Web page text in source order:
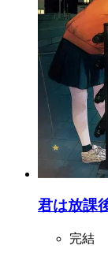
君は放課
完結